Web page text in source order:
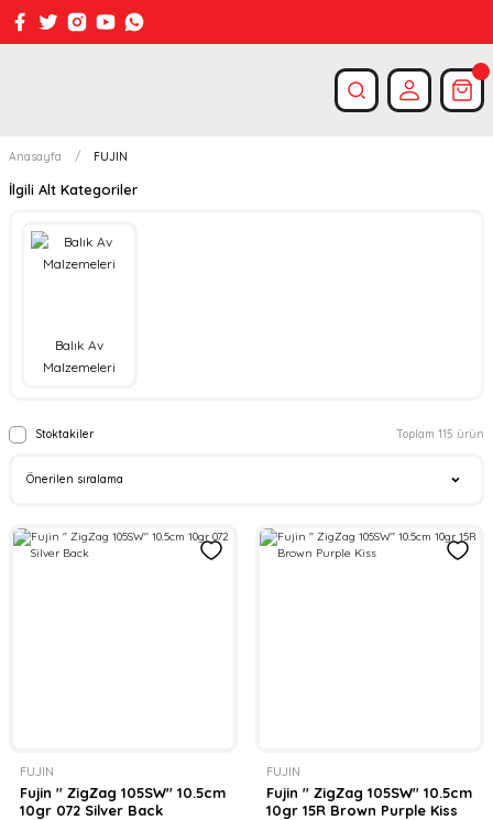
Anasayfa FUJIN
İlgili Alt Kategoriler
Balık Av
Malzemeleri
Stoktakiler Toplam 115 ürün
FUJIN
Fujin '' ZigZag 105SW'' 10.5cm
10gr 072 Silver Back
FUJIN
Fujin '' ZigZag 105SW'' 10.5cm
10gr 15R Brown Purple Kiss